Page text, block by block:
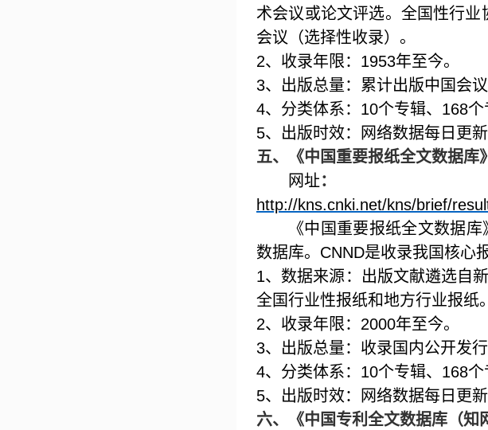
术会议或论文评选。全国性行
会议（选择性收录）。
2、收录年限： 1953年至今。
3、出版总量：累计出版中国会
4、分类体系： 10个专辑、 168个
5、出版时效：网络数据每日更
五、
《中国重要报纸全文数据库》
网址：
http://kns.cnki.net/kns/brief/
《中国重要报纸全文数据
数据库。 CNND是收录我国核心
1、数据来源：出版文献遴选自
全国行业性报纸和地方行业报纸。
2、收录年限： 2000年至今。
3、出版总量：收录国内公开发
4、分类体系： 10个专辑、 168个
5、出版时效：网络数据每日更新
六、
《中国专利全文数据库（知